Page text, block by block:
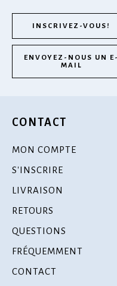
INSCRIVEZ-VOUS!
ENVOYEZ-NOUS UN E-
MAIL
CONTACT
MON COMPTE
S'INSCRIRE
LIVRAISON
RETOURS
QUESTIONS
FRÉQUEMMENT
CONTACT